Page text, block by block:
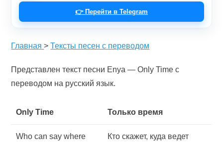
👉 Перейти в Telegram
Главная>Тексты песен с переводом
Представлен текст песни Enya — Only Time с
переводом на русский язык.
Only Time Только время
Who can say where
Кто скажет, куда ведет